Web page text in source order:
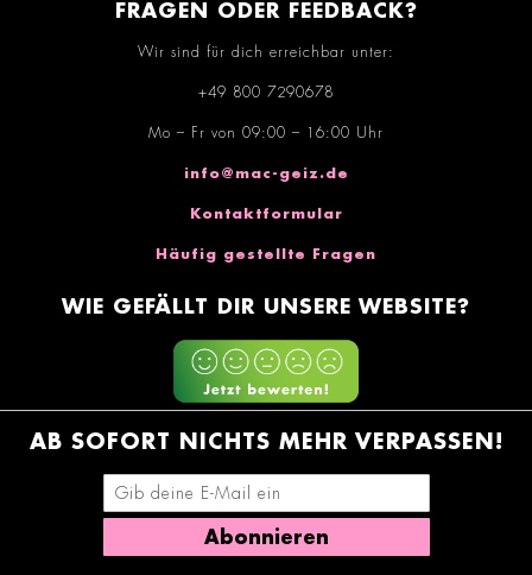
FRAGEN ODER FEEDBACK?
Wir sind für dich erreichbar unter:
+49 800 7290678
Mo – Fr von 09:00 – 16:00 Uhr
info@mac-geiz.de
Kontaktformular
Häufig gestellte Fragen
WIE GEFÄLLT DIR UNSERE WEBSITE?
AB SOFORT NICHTS MEHR VERPASSEN!
E-Mail-Adresse eingeben
Abonnieren